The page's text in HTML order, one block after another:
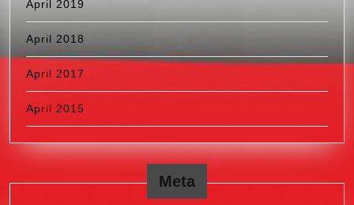
April 2019
April 2018
April 2017
April 2015
Meta